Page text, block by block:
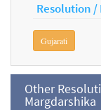
Resolution
Gujarati
Other
Margdarshika